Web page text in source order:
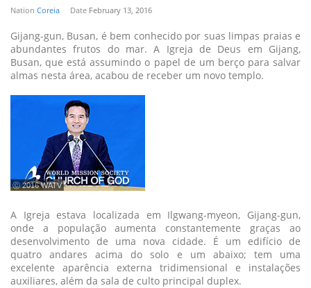
Nation Coreia Date February 13, 2016
Gijang-gun, Busan, é bem conhecido por suas limpas praias e
abundantes frutos do mar. A Igreja de Deus em Gijang,
Busan, que está assumindo o papel de um berço para salvar
almas nesta área, acabou de receber um novo templo.
ⓒ 2016 WATV
A Igreja estava localizada em Ilgwang-myeon, Gijang-gun,
onde a população aumenta constantemente graças ao
desenvolvimento de uma nova cidade. É um edifício de
quatro andares acima do solo e um abaixo; tem uma
excelente aparência externa tridimensional e instalações
auxiliares, além da sala de culto principal duplex.